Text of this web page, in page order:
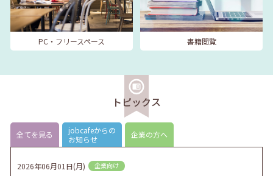
PC・フリースペース 書籍閲覧
トピックス
全てを見る
jobcafeからの
お知らせ
企業の方へ
2026年06月01日(月) 企業向け